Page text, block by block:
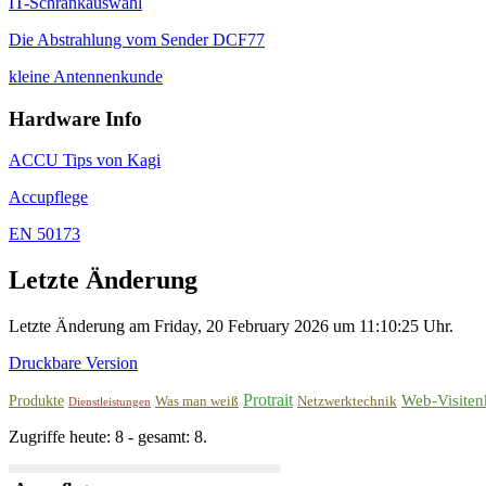
Die Abstrahlung vom Sender DCF77
kleine Antennenkunde
Hardware Info
ACCU Tips von Kagi
Accupflege
EN 50173
Letzte Änderung
Letzte Änderung am Friday, 20 February 2026 um 11:10:25 Uhr.
Druckbare Version
Produkte Dienstleistungen Was man weiß Protrait Netzwerktechnik Web-
Zugriffe heute: 8 - gesamt: 8.